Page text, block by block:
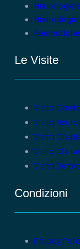
Reumatiche
Le Visite
Visita
Visita
Visita
Visita
Visita
Condizioni
Privacy